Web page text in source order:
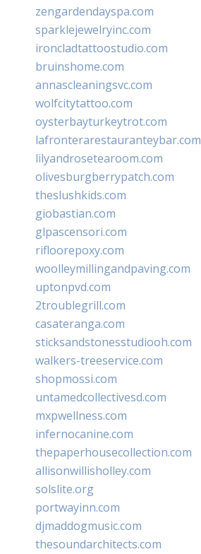
zengardendayspa.com
sparklejewelryinc.com
ironcladtattoostudio.com
bruinshome.com
annascleaningsvc.com
wolfcitytattoo.com
oysterbayturkeytrot.com
lafronterarestauranteybar.com
lilyandrosetearoom.com
olivesburgberrypatch.com
theslushkids.com
giobastian.com
glpascensori.com
rifloorepoxy.com
woolleymillingandpaving.com
uptonpvd.com
2troublegrill.com
casateranga.com
sticksandstonesstudiooh.com
walkers-treeservice.com
shopmossi.com
untamedcollectivesd.com
mxpwellness.com
infernocanine.com
thepaperhousecollection.com
allisonwillisholley.com
solslite.org
portwayinn.com
djmaddogmusic.com
thesoundarchitects.com